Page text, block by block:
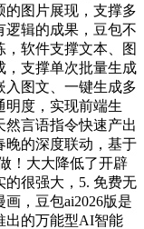
的图片展现，支撑多
逻辑的成果，豆包不
，软件支撑文本、图
，支撑单次批量生成
入图文、一键生成多
明度，实现前端生
然言语指令快速产出
晚的深度联动，基于
！大大降低了开辟
的很强大，5. 免费无
，豆包ai2026版是
出的万能型AI智能